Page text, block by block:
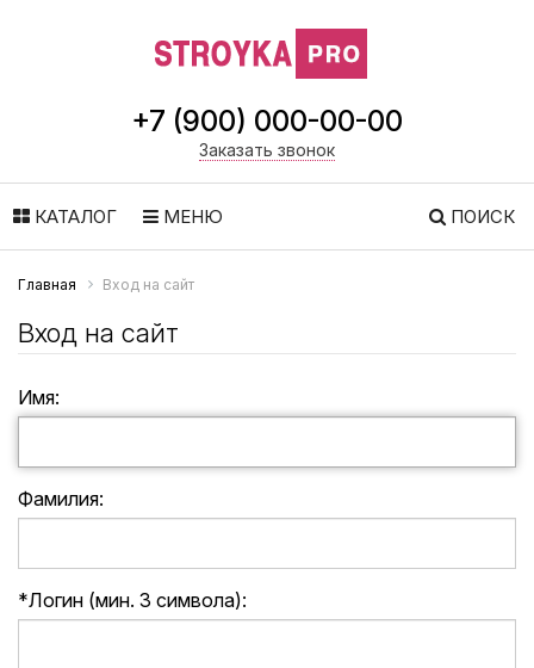
+7 (900) 000-00-00
Заказать звонок
КАТАЛОГ МЕНЮ ПОИСК
Главная Вход на сайт
Вход на сайт
Имя:
Фамилия:
*Логин (мин. 3 символа):